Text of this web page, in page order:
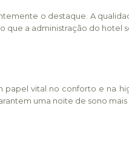
o destaque. A
a administração do hotel
vital no conforto e na
uma noite de sono